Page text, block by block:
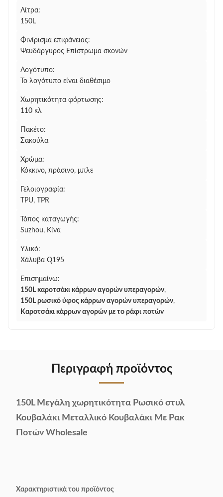
Λίτρα:
150L
Φινίρισμα επιφάνειας:
Ψευδάργυρος Επίστρωμα σκονών
Λογότυπο:
Το λογότυπο είναι διαθέσιμο
Χωρητικότητα φόρτωσης:
110 κλ
Πακέτο:
Σακούλα
Χρώμα:
Κόκκινο, πράσινο, μπλε
Γελοιογραφία:
TPU, TPR
Τόπος καταγωγής:
Suzhou, Κίνα
Υλικό:
Χάλυβα Q195
Επισημαίνω:
150L καροτσάκι κάρρων αγορών υπεραγορών,
150L ρωσικό ύφος κάρρων αγορών υπεραγορών,
Καροτσάκι κάρρων αγορών με το ράφι ποτών
Περιγραφή προϊόντος
150L Μεγάλη χωρητικότητα Ρωσικό στυλ
Κουβαλάκι Μεταλλικό Κουβαλάκι Με Ρακ
Ποτών Wholesale
Χαρακτηριστικά του προϊόντος